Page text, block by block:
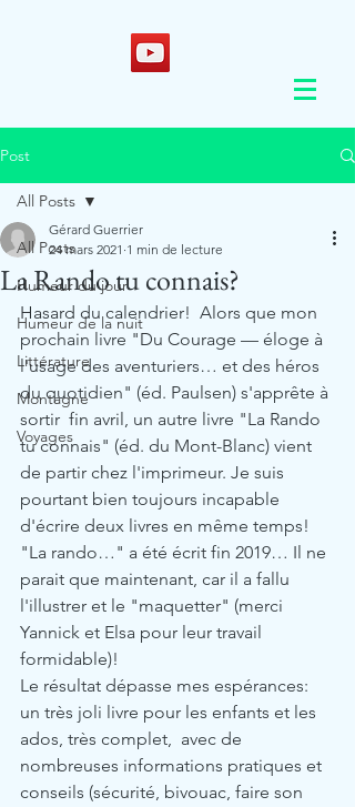
Post
All Posts
Humeur du jour
Humeur de la nuit
Littérature
Montagne
Voyages
All Posts
La Rando tu connais?
Gérard Guerrier
24 mars 2021 1 min de lecture
Hasard du calendrier!  Alors que mon
prochain livre "Du Courage — éloge à
l'usage des aventuriers… et des héros
du quotidien" (éd. Paulsen) s'apprête à
sortir  fin avril, un autre livre "La Rando
tu connais" (éd. du Mont-Blanc) vient
de partir chez l'imprimeur. Je suis
pourtant bien toujours incapable
d'écrire deux livres en même temps!
"La rando…" a été écrit fin 2019… Il ne
parait que maintenant, car il a fallu
l'illustrer et le "maquetter" (merci
Yannick et Elsa pour leur travail
formidable)!
Le résultat dépasse mes espérances:
un très joli livre pour les enfants et les
ados, très complet,  avec de
nombreuses informations pratiques et
conseils (sécurité, bivouac, faire son